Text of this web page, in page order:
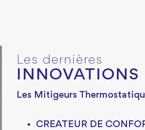
Les dernières
INNOVATIONS
Les Mitigeurs
CREATEUR DE